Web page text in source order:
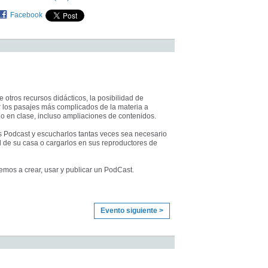
Facebook
otros recursos didácticos, la posibilidad de
pasajes más complicados de la materia a
en clase, incluso ampliaciones de contenidos.
y escucharlos tantas veces sea necesario
su casa o cargarlos en sus reproductores de
a crear, usar y publicar un PodCast.
Evento siguiente >